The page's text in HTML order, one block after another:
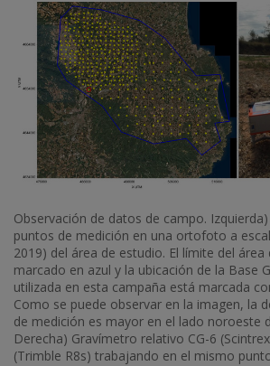
Observación de datos de campo.
puntos de medición en una ortofoto a
2019) del área de estudio. El límite del
marcado en azul y la ubicación de la Base
utilizada en esta campaña está marcada
Como se puede observar en la imagen, la
de medición es mayor en el lado noroeste
Derecha) Gravímetro relativo CG-6
(Trimble R8s) trabajando en el mismo